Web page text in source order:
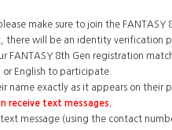
make sure to join the FANTASY
there will be an identity verification
FANTASY 8th Gen registration
English to participate.
exactly as it appears on their
receive text messages.
message (using the contact